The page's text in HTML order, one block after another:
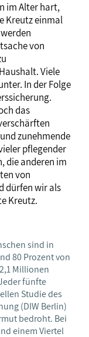
im Alter hart,
Kreutz einmal
von
Viele
In der Folge
das
zunehmende
pflegender
die anderen im
von
dürfen wir als
Kreutz.
sind in
80 Prozent von
Millionen
fünfte
Studie des
(DIW Berlin)
bedroht. Bei
einem Viertel